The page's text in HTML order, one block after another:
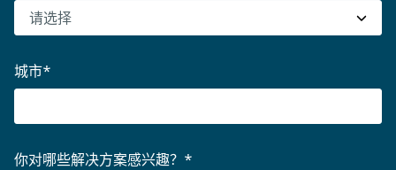
城市*
你对哪些解决方案感兴趣？ *